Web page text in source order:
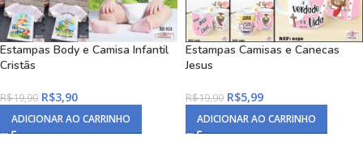
Estampas Body e Camisa Infantil
Cristãs
R$19,90 R$3,90
ADICIONAR AO CARRINHO
Estampas Camisas e Canecas
Jesus
R$19,90 R$5,99
ADICIONAR AO CARRINHO